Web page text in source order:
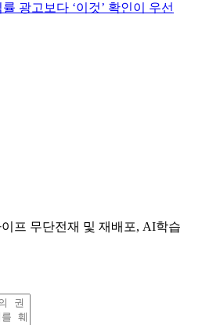
률 광고보다 ‘이것’ 확인이 우선
프 무단전재 및 재배포, AI학습